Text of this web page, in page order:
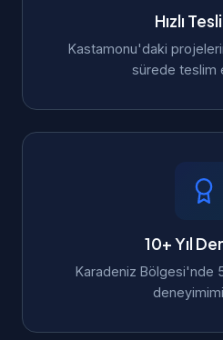
Hızlı
Kastamonu'daki
sürede teslim
10+ Yıl
Karadeniz Bölgesi'nde